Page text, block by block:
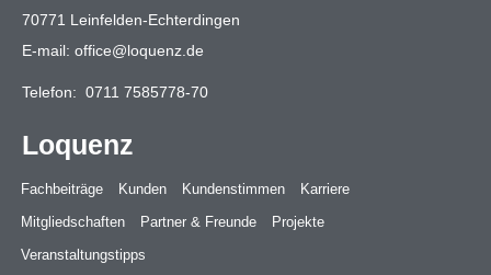
70771 Leinfelden-Echterdingen
E-mail: office@loquenz.de
Telefon: 0711 7585778-70
Loquenz
Fachbeiträge Kunden Kundenstimmen
Karriere
Mitgliedschaften
Partner & Freunde
Projekte
Veranstaltungstipps